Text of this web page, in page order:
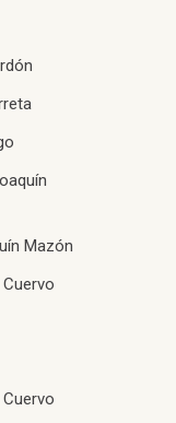
Mazón
Cuervo
Cuervo